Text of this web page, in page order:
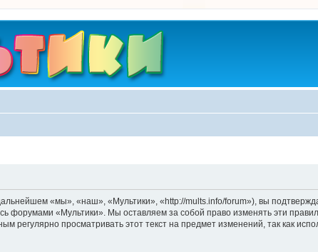
«мы», «наш», «Мультики», «http://mults.info/forum»), вы
форумами «Мультики». Мы оставляем за собой право изменять эти
регулярно просматривать этот текст на предмет изменений, так как